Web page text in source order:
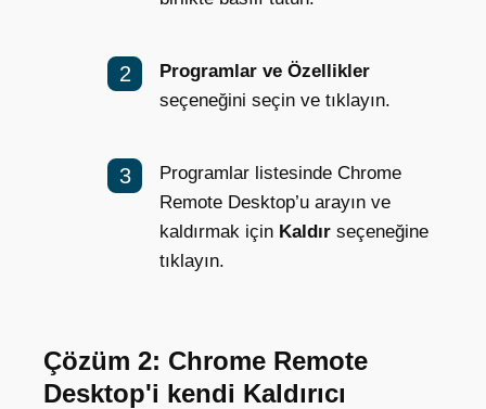
Programlar ve Özellikler
seçeneğini seçin ve tıklayın.
Programlar listesinde Chrome
Remote Desktop’u arayın ve
kaldırmak için Kaldır seçeneğine
tıklayın.
Çözüm 2: Chrome Remote
Desktop'i kendi Kaldırıcı